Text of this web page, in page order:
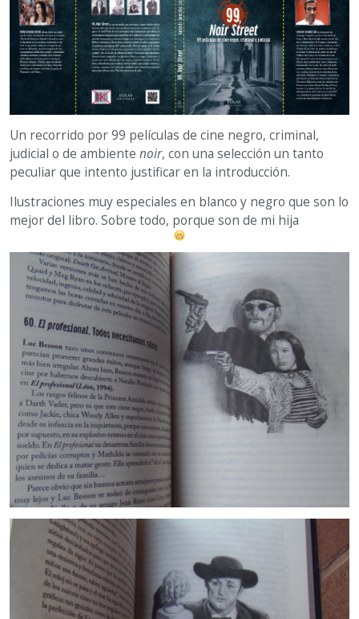
Un recorrido por 99 películas de cine negro, criminal,
judicial o de ambiente noir, con una selección un tanto
peculiar que intento justificar en la introducción.
Ilustraciones muy especiales en blanco y negro que son lo
mejor del libro. Sobre todo, porque son de mi hija